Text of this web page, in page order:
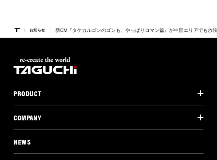
お知らせ 新CM『タケカルゴンのゴンも、やっぱりロマン篇』が中国エリアでも放
PRODUCT
COMPANY
NEWS